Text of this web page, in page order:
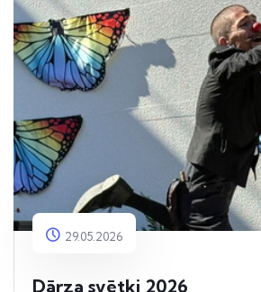
29.05.2026
Dārza svētki 2026